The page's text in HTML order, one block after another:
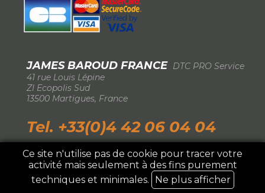
JAMES BAROUD FRANCE DTC PRO Service
-
41 rue Louis Lépine
-
ZI Ecopolis Sud
-13500 Martigues, France
Tel. +33(0)4 42 06 04 04
IMPORTATEUR EXCLUSIF FRANCE ©2026 DTC
Pro Service
Ce site n'utilise pas de cookie pour tracer votre
activité mais seulement à des fins purement
techniques et minimales.
Ne plus afficher